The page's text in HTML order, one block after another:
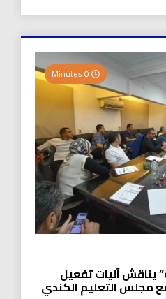
يناقش آليات تفعيل
مجلس التعليم الكندي